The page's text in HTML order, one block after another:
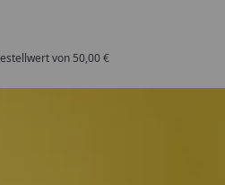
bis 150 Liter
h
Watt
von 50,00 €
Shops